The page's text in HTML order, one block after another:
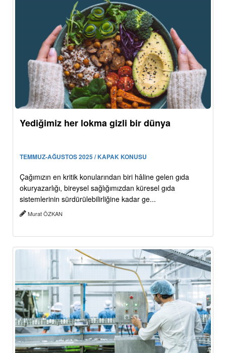
Yediğimiz her lokma gizli bir dünya
TEMMUZ-AĞUSTOS 2025 / KAPAK KONUSU
Çağımızın en kritik konularından biri hâline gelen gıda
okuryazarlığı, bireysel sağlığımızdan küresel gıda
sistemlerinin sürdürülebilirliğine kadar ge...
Murat ÖZKAN